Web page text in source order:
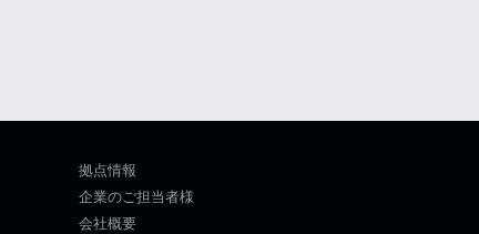
拠点情報
企業のご担当者様
会社概要